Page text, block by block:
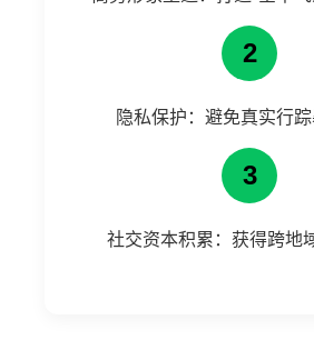
2
隐私保护：避免真实行
3
社交资本积累：获得跨地